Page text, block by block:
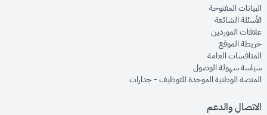
البيانات المفتوحةopens in new window
الأسئلة الشائعةopens in new window
علاقات الموردينopens in new window
خريطة الموقعopens in new window
المنافسات العامةopens in new window
سياسة سهولة الوصولopens in new window
المنصة الوطنية الموحدة للتوظيف - جداراتopens in new window
الاتصال والدعم